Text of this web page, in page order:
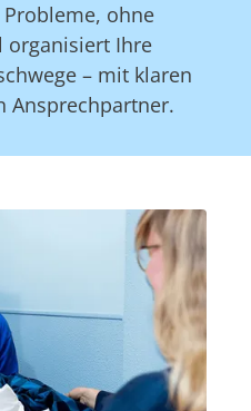
ohne
organisiert Ihre
– mit klaren
Ansprechpartner.